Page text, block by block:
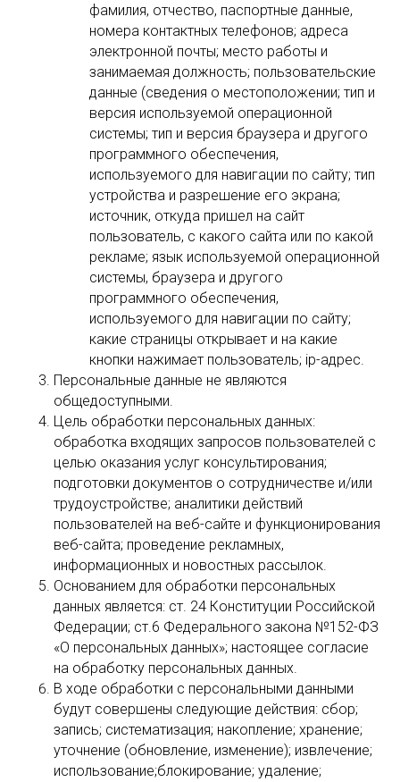
фамилия, отчество, паспортные данные,
номера контактных телефонов; адреса
электронной почты; место работы и
занимаемая должность; пользовательские
данные (сведения о местоположении; тип и
версия используемой операционной
системы; тип и версия браузера и другого
программного обеспечения,
используемого для навигации по сайту; тип
устройства и разрешение его экрана;
источник, откуда пришел на сайт
пользователь, с какого сайта или по какой
рекламе; язык используемой операционной
системы, браузера и другого
программного обеспечения,
используемого для навигации по сайту;
какие страницы открывает и на какие
кнопки нажимает пользователь; ip-адрес.
Персональные данные не являются
общедоступными.
Цель обработки персональных данных:
обработка входящих запросов пользователей с
целью оказания услуг консультирования;
подготовки документов о сотрудничестве и/или
трудоустройстве; аналитики действий
пользователей на веб-сайте и функционирования
веб-сайта; проведение рекламных,
информационных и новостных рассылок.
Основанием для обработки персональных
данных является: ст. 24 Конституции Российской
Федерации; ст.6 Федерального закона №152-ФЗ
«О персональных данных»; настоящее согласие
на обработку персональных данных.
В ходе обработки с персональными данными
будут совершены следующие действия: сбор;
запись; систематизация; накопление; хранение;
уточнение (обновление, изменение); извлечение;
использование;блокирование; удаление;